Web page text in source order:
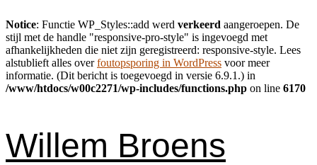
Notice: Functie WP_Styles::add werd verkeerd aangeroepen. De
stijl met de handle "responsive-pro-style" is ingevoegd met
afhankelijkheden die niet zijn geregistreerd: responsive-style. Lees
alstublieft alles overfoutopsporing in WordPress voor meer
informatie. (Dit bericht is toegevoegd in versie 6.9.1.) in
/www/htdocs/w00c2271/wp-includes/functions.php on line 6170
Willem Broens